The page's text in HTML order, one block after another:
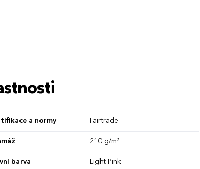
a normy Fairtrade
210 g/m²
barva Light Pink